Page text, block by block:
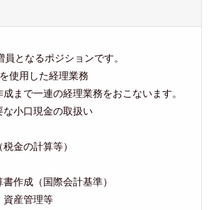
となるポジションです。
使用した経理業務
まで一連の経理業務をおこないます。
な小口現金の取扱い
金の計算等）
作成（国際会計基準）
資産管理等